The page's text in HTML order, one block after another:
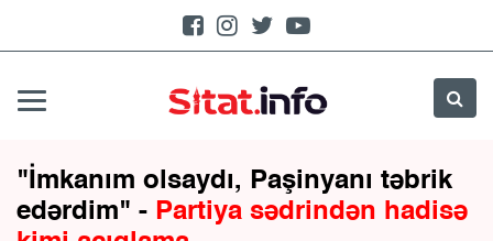
"İmkanım olsaydı, Paşinyanı təbrik
edərdim" - Partiya sədrindən hadisə